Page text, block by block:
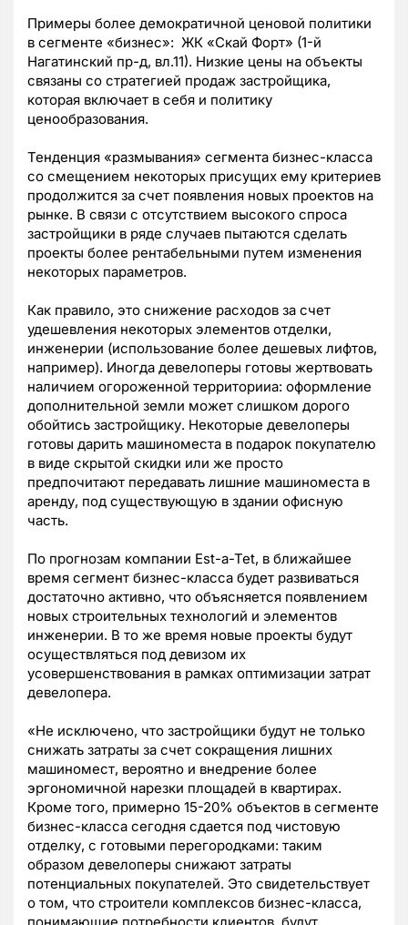
Примеры более демократичной ценовой политики
в сегменте «бизнес»: ЖК «Скай Форт» (1-й
Нагатинский пр-д, вл.11). Низкие цены на объекты
связаны со стратегией продаж застройщика,
которая включает в себя и политику
ценообразования.
Тенденция «размывания» сегмента бизнес-класса
со смещением некоторых присущих ему критериев
продолжится за счет появления новых проектов на
рынке. В связи с отсутствием высокого спроса
застройщики в ряде случаев пытаются сделать
проекты более рентабельными путем изменения
некоторых параметров.
Как правило, это снижение расходов за счет
удешевления некоторых элементов отделки,
инженерии (использование более дешевых лифтов,
например). Иногда девелоперы готовы жертвовать
наличием огороженной территорииа: оформление
дополнительной земли может слишком дорого
обойтись застройщику. Некоторые девелоперы
готовы дарить машиноместа в подарок покупателю
в виде скрытой скидки или же просто
предпочитают передавать лишние машиноместа в
аренду, под существующую в здании офисную
часть.
По прогнозам компании Est-a-Tet, в ближайшее
время сегмент бизнес-класса будет развиваться
достаточно активно, что объясняется появлением
новых строительных технологий и элементов
инженерии. В то же время новые проекты будут
осуществляться под девизом их
усовершенствования в рамках оптимизации затрат
девелопера.
«Не исключено, что застройщики будут не только
снижать затраты за счет сокращения лишних
машиномест, вероятно и внедрение более
эргономичной нарезки площадей в квартирах.
Кроме того, примерно 15-20% объектов в сегменте
бизнес-класса сегодня сдается под чистовую
отделку, с готовыми перегородками: таким
образом девелоперы снижают затраты
потенциальных покупателей. Это свидетельствует
о том, что строители комплексов бизнес-класса,